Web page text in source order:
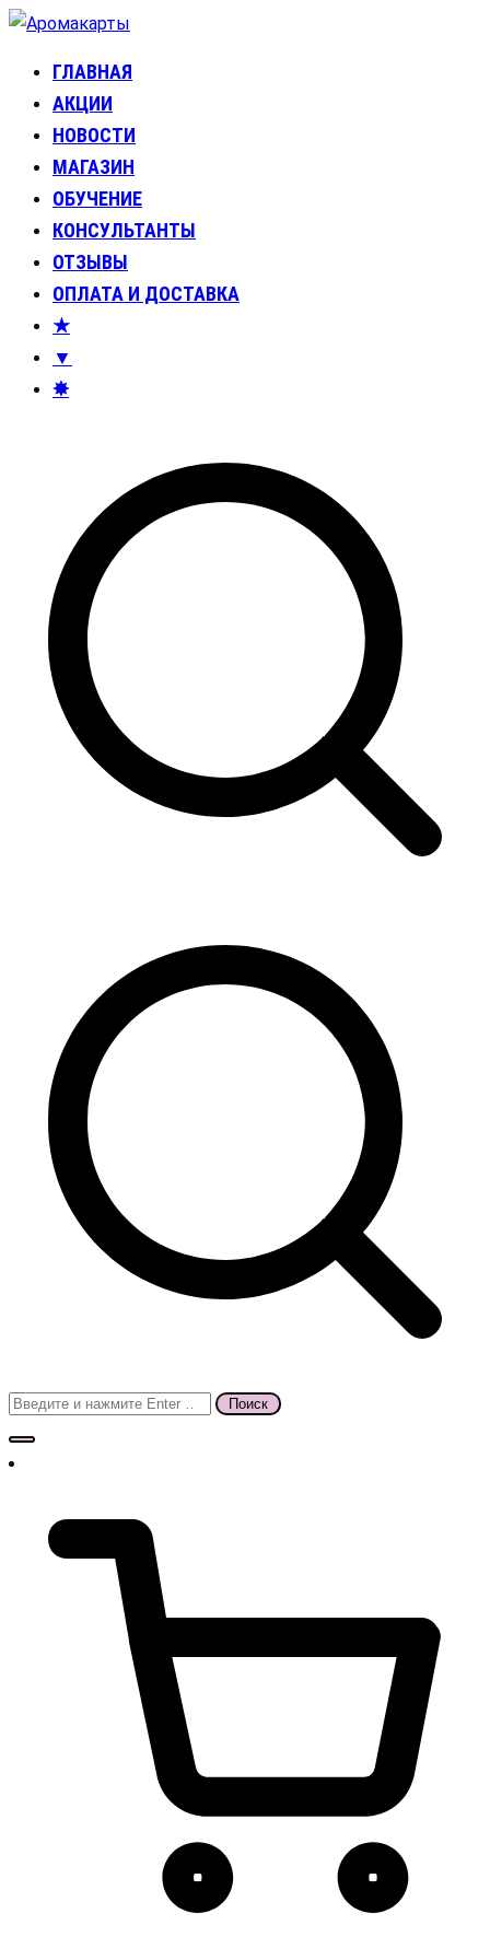
Перейти
содержимому
Аромакарты
Психологические эфирные карты • Аромапсихология
ГЛАВНАЯ
АКЦИИ
НОВОСТИ
МАГАЗИН
ОБУЧЕНИЕ
КОНСУЛЬТАНТЫ
ОТЗЫВЫ
ОПЛАТА И ДОСТАВКА
★
▼
✸
Поиск
для: